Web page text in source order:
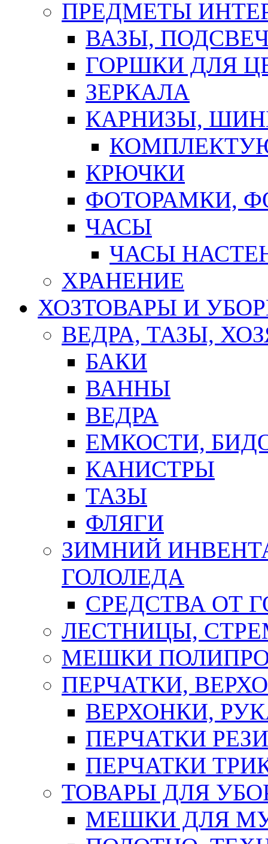
ПРЕДМЕТЫ
ВАЗЫ,
ГОРШКИ ДЛЯ
ЗЕРКАЛА
КАРНИЗЫ,
КРЮЧКИ
ФОТОРАМКИ,
ЧАСЫ
ЧАСЫ
ХРАНЕНИЕ
ХОЗТОВАРЫ И
ВЕДРА, ТАЗЫ,
БАКИ
ВАННЫ
ВЕДРА
ЕМКОСТИ,
КАНИСТРЫ
ТАЗЫ
ФЛЯГИ
ЗИМНИЙ
ГОЛОЛЕДА
СРЕДСТВА ОТ
ЛЕСТНИЦЫ,
МЕШКИ
ПЕРЧАТКИ,
ВЕРХОНКИ,
ПЕРЧАТКИ
ПЕРЧАТКИ
ТОВАРЫ ДЛЯ
МЕШКИ ДЛЯ